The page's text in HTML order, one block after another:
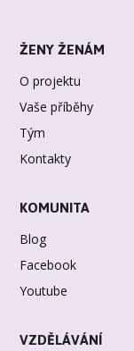
ŽENY ŽENÁM
O projektu
Vaše příběhy
Tým
Kontakty
KOMUNITA
Blog
Facebook
Youtube
VZDĚLÁVÁNÍ